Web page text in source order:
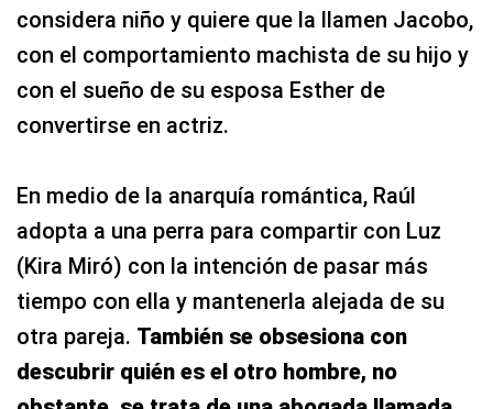
considera niño y quiere que la llamen Jacobo,
con el comportamiento machista de su hijo y
con el sueño de su esposa Esther de
convertirse en actriz.
En medio de la anarquía romántica, Raúl
adopta a una perra para compartir con Luz
(Kira Miró) con la intención de pasar más
tiempo con ella y mantenerla alejada de su
otra pareja. También se obsesiona con
descubrir quién es el otro hombre, no